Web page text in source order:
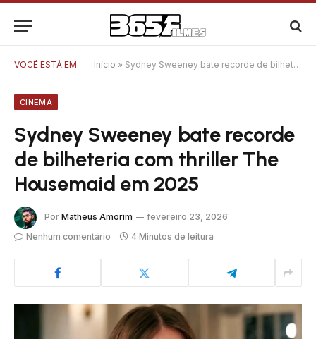
VOCÊ ESTÁ EM: Início » Sydney Sweeney bate recorde de bilheteria com thriller The Housemaid em 2025
CINEMA
Sydney Sweeney bate recorde
de bilheteria com thriller The
Housemaid em 2025
Por Matheus Amorim
fevereiro 23, 2026
Nenhum comentário
4 Minutos de leitura